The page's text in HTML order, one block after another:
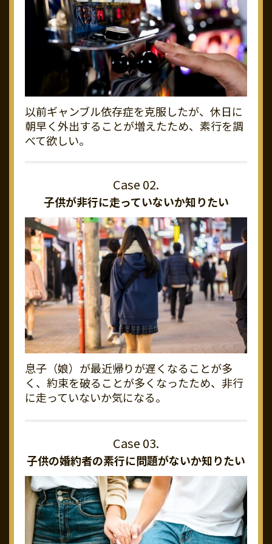
以前ギャンブル依存症を克服したが、休日に
朝早く外出することが増えたため、素行を調
べて欲しい。
子供が非行に走っていないか知りたい
息子（娘）が最近帰りが遅くなることが多
く、約束を破ることが多くなったため、非行
に走っていないか気になる。
子供の婚約者の素行に問題がないか知りたい